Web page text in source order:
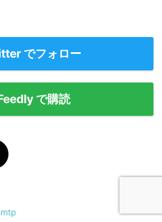
でフォロー
で購読